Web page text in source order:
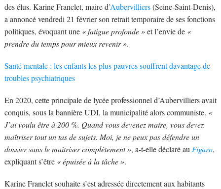
des élus. Karine Franclet, maire d’Aubervilliers(Seine-Saint-Denis),
a annoncé vendredi 21 février son retrait temporaire de ses fonctions
politiques, évoquant une « fatigue profonde »et l’envie de «
prendre du temps pour mieux revenir ».
Santé mentale : les enfants les plus pauvres souffrent davantage de
troubles psychiatriques
En 2020, cette principale de lycée professionnel d’Aubervilliers avait
conquis, sous la bannière UDI, la municipalité alors communiste. «
J’ai voulu être à 200 %. Quand vous devenez maire, vous devez
maîtriser tout un tas de sujets. Moi, je ne peux pas défendre un
dossier sans le maîtriser complètement », a-t-elle déclaré au Figaro,
expliquant s’être « épuisée à la tâche ».
Karine Franclet souhaite s’est adressée directement aux habitants